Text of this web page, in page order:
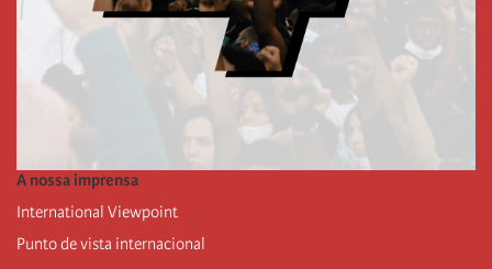
A nossa imprensa
International Viewpoint
Punto de vista internacional